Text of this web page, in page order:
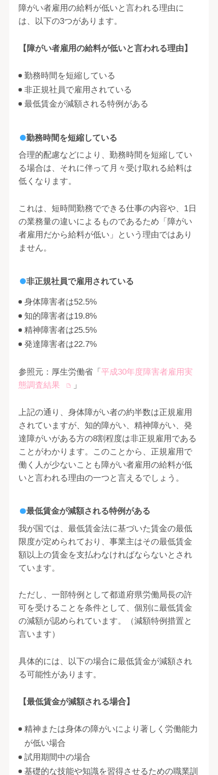
障がい者雇用の給料が低いと言われる理由に
は、以下の3つがあります。
【障がい者雇用の給料が低いと言われる理由】
勤務時間を短縮している
非正規社員で雇用されている
最低賃金が減額される特例がある
勤務時間を短縮している
合理的配慮などにより、勤務時間を短縮してい
る場合は、それに伴って月々受け取れる給料は
低くなります。
これは、短時間勤務でできる仕事の内容や、1日
の業務量の違いによるものであるため「障がい
者雇用だから給料が低い」という理由ではあり
ません。
非正規社員で雇用されている
身体障害者は52.5%
知的障害者は19.8%
精神障害者は25.5%
発達障害者は22.7%
参照元：厚生労働省「平成30年度障害者雇用実
態調査結果
」
上記の通り、身体障がい者の約半数は正規雇用
されていますが、知的障がい、精神障がい、発
達障がいがある方の8割程度は非正規雇用である
ことがわかります。このことから、正規雇用で
働く人が少ないことも障がい者雇用の給料が低
いと言われる理由の一つと言えるでしょう。
最低賃金が減額される特例がある
我が国では、最低賃金法に基づいた賃金の最低
限度が定められており、事業主はその最低賃金
額以上の賃金を支払わなければならないとされ
ています。
ただし、一部特例として都道府県労働局長の許
可を受けることを条件として、個別に最低賃金
の減額が認められています。（減額特例措置と
言います）
具体的には、以下の場合に最低賃金が減額され
る可能性があります。
【最低賃金が減額される場合】
精神または身体の障がいにより著しく労働能力
が低い場合
試用期間中の場合
基礎的な技能や知識を習得させるための職業訓